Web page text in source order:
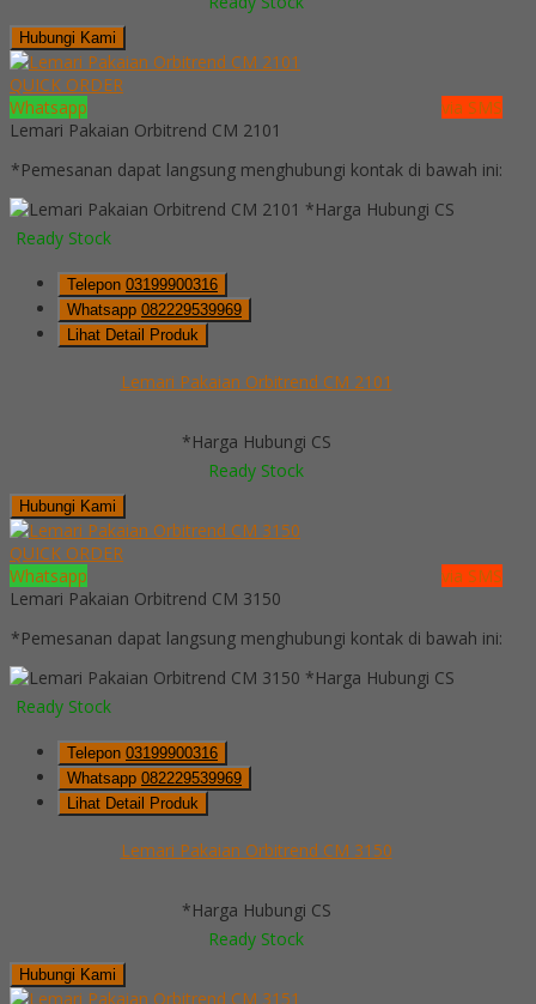
Hubungi Kami
QUICK ORDER
Whatsapp
via SMS
Lemari Pakaian Orbitrend CM 2101
*Pemesanan dapat langsung menghubungi kontak di bawah ini:
*Harga Hubungi CS
Ready Stock
Telepon 03199900316
Whatsapp 082229539969
Lihat Detail Produk
Lemari Pakaian Orbitrend CM 2101
*Harga Hubungi CS
Ready Stock
Hubungi Kami
QUICK ORDER
Whatsapp
via SMS
Lemari Pakaian Orbitrend CM 3150
*Pemesanan dapat langsung menghubungi kontak di bawah ini:
*Harga Hubungi CS
Ready Stock
Telepon 03199900316
Whatsapp 082229539969
Lihat Detail Produk
Lemari Pakaian Orbitrend CM 3150
*Harga Hubungi CS
Ready Stock
Hubungi Kami